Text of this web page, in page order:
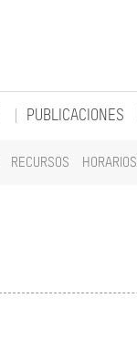
RECURSOS HORARIOS
PUBLICACIONES